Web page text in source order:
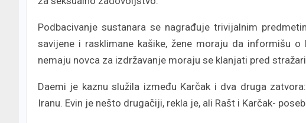
Podbacivanje sustanara se nagrađuje trivijalnim
savijene i rasklimane kašike, žene moraju da informišu
nemaju novca za izdržavanje moraju se klanjati pred
Daemi je kaznu služila između Karčak i dva druga
Iranu. Evin je nešto drugačiji, rekla je, ali Rašt i Karčak-